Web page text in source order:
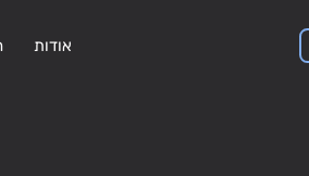
אודות